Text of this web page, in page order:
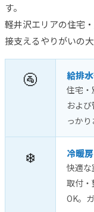
す。
軽井沢エリアの住宅
接支えるやりがいの大
🚰 給排
住宅・
およ
っかり
❄️ 冷暖
快適な
取付・
OK。